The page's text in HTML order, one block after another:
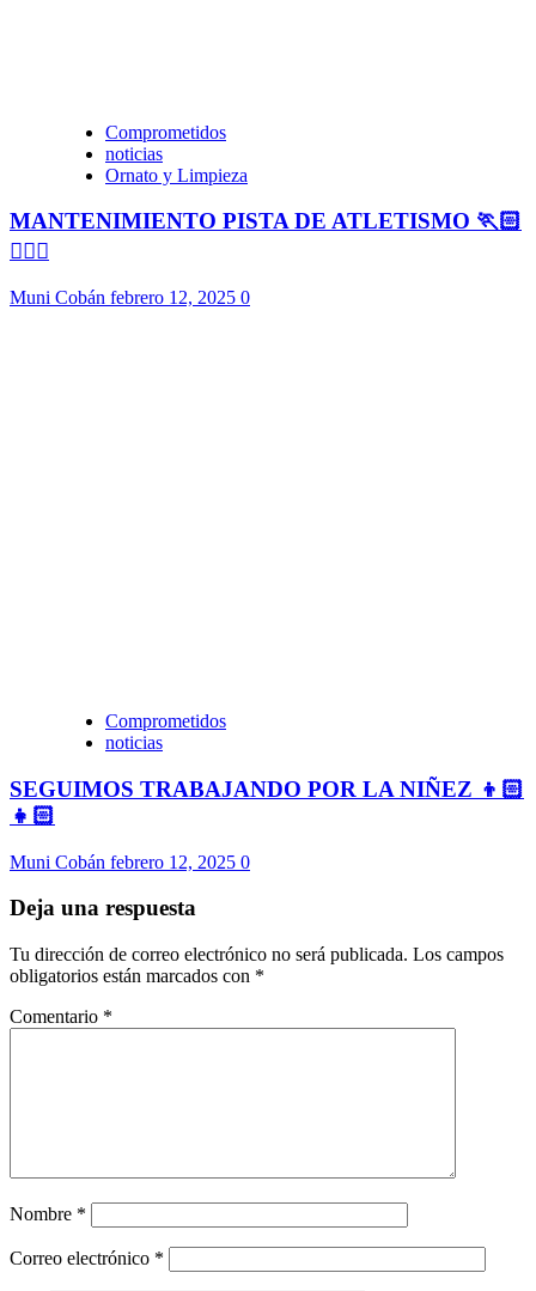
Comprometidos
noticias
Ornato y Limpieza
MANTENIMIENTO PISTA DE ATLETISMO 🏃🏻
🏃🏻‍♀️
Muni Cobán febrero 12, 2025 0
Comprometidos
noticias
SEGUIMOS TRABAJANDO POR LA NIÑEZ 👦🏻
👧🏻
Muni Cobán febrero 12, 2025 0
Deja una respuesta
Tu dirección de correo electrónico no será publicada. Los campos
obligatorios están marcados con *
Comentario *
Nombre *
Correo electrónico *